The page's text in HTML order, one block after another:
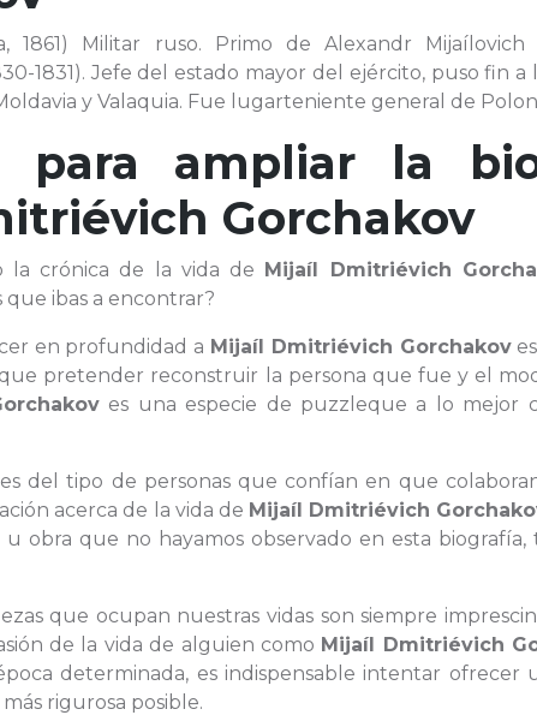
1861) Militar ruso. Primo de Alexandr Mijaílovich
1831). Jefe del estado mayor del ejército, puso fin
y Valaquia. Fue lugarteniente general de
para ampliar la
Gorchakov
la crónica de la vida de Mijaíl Dmitriévich
ibas a encontrar?
en profundidad a Mijaíl Dmitriévich Gorchakov
que pretender reconstruir la persona que fue y el
es una especie de puzzleque a lo mejor
del tipo de personas que confían en que
acerca de la vida de Mijaíl Dmitriévich
obra que no hayamos observado en esta biografía,
que ocupan nuestras vidas son siempre
de la vida de alguien como Mijaíl Dmitriévich
determinada, es indispensable intentar ofrecer
rigurosa posible.